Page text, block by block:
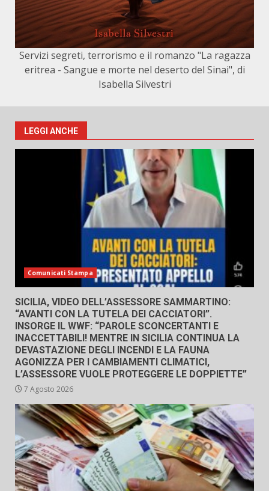
Servizi segreti, terrorismo e il romanzo "La ragazza
eritrea - Sangue e morte nel deserto del Sinai", di
Isabella Silvestri
LEGGI ANCHE
Comunicati Stampa
SICILIA, VIDEO DELL’ASSESSORE SAMMARTINO:
“AVANTI CON LA TUTELA DEI CACCIATORI”.
INSORGE IL WWF: “PAROLE SCONCERTANTI E
INACCETTABILI! MENTRE IN SICILIA CONTINUA LA
DEVASTAZIONE DEGLI INCENDI E LA FAUNA
AGONIZZA PER I CAMBIAMENTI CLIMATICI,
L’ASSESSORE VUOLE PROTEGGERE LE DOPPIETTE”
7 Agosto 2026